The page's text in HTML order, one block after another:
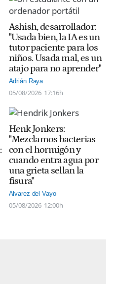
Ashish, desarrollador:
"Usada bien, la IA es un
tutor paciente para los
niños. Usada mal, es un
atajo para no aprender"
Adrián Raya
05/08/2026 17:16h
Henk Jonkers:
"Mezclamos bacterias
con el hormigón y
cuando entra agua por
una grieta sellan la
fisura"
Alvarez del Vayo
05/08/2026 12:00h